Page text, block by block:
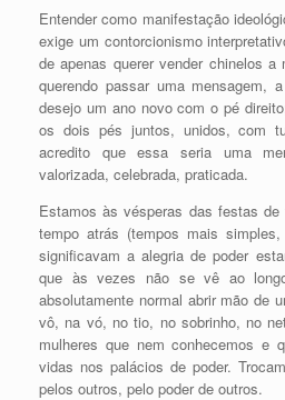
Entender como manifestação
exige um contorcionismo
de apenas querer vender chinelos a
querendo passar uma mensagem,
desejo um ano novo com o pé
os dois pés juntos, unidos, com
acredito que essa seria uma
valorizada, celebrada, praticada.
Estamos às vésperas das festas
tempo atrás (tempos mais
significavam a alegria de poder
que às vezes não se vê ao
absolutamente normal abrir mão de
vô, na vó, no tio, no sobrinho, no
mulheres que nem conhecemos e
vidas nos palácios de poder.
pelos outros, pelo poder de outros.